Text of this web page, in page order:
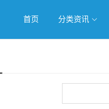
首页 分类资讯